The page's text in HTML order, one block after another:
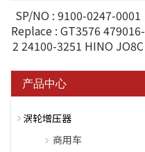
SP/NO : 9100-0247-0001
Replace : GT3576 479016-
2 24100-3251 HINO JO8C
产品中心
涡轮增压器
商用车